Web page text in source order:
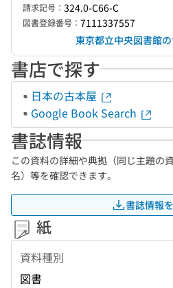
請求記号： 324.0-C66-C
図書登録番号： 7111337557
東京都立中央図書館
書店で探す
日本の古本屋
Google Book Search
書誌情報
この資料の詳細や典拠（同じ主題の
名）等を確認できます。
書誌情報
紙
資料種別
図書